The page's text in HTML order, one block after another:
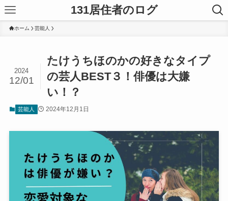
131居住者のログ
ホーム 芸能人
たけうちほのかの好きなタイプ
の芸人BEST３！俳優は大嫌
い！？
2024
12/01
芸能人 2024年12月1日